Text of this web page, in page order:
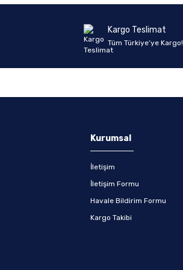
Kargo Teslimat
Tüm Türkiye’ye Kargo!
Kurumsal
İletişim
İletişim Formu
Havale Bildirim Formu
Kargo Takibi